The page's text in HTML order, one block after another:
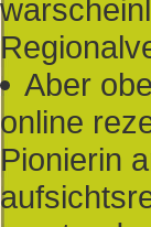
Aber
online
Pionierin